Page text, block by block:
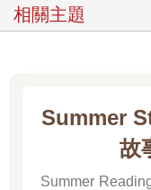
相關主題
Summer
故
Summer